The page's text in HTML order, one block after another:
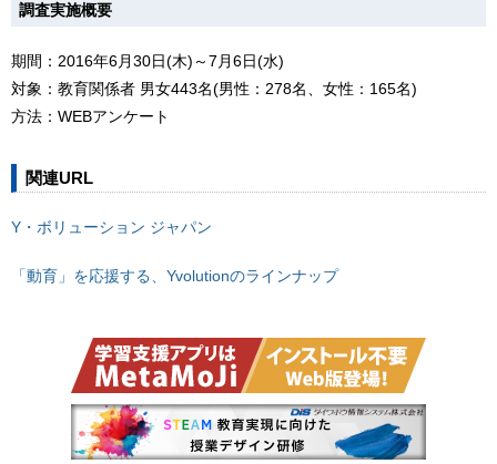
調査実施概要
期間：2016年6月30日(木)～7月6日(水)
対象：教育関係者 男女443名(男性：278名、女性：165名)
方法：WEBアンケート
関連URL
Y・ボリューション ジャパン
「動育」を応援する、Yvolutionのラインナップ